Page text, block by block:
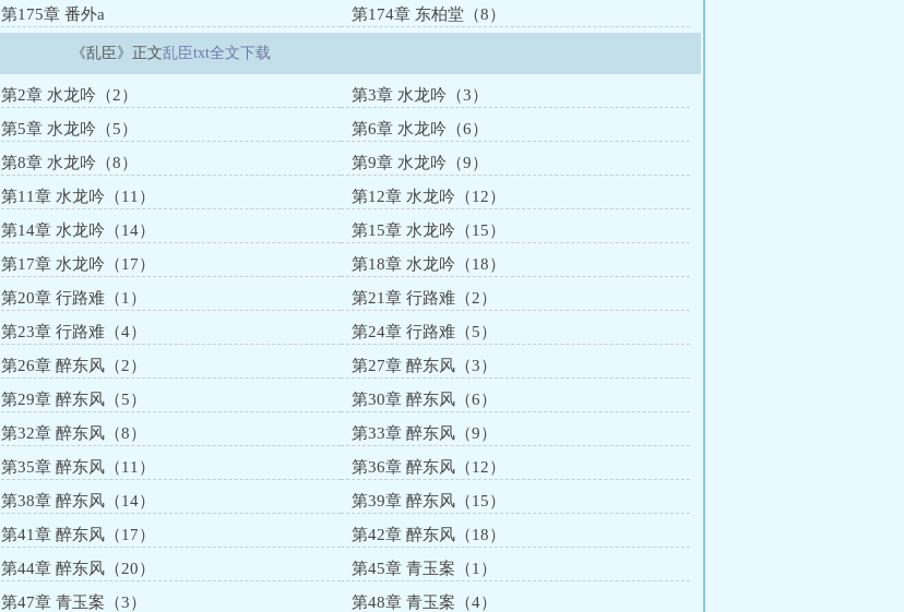
第175章 番外a 第174章 东柏堂（8）
《乱臣》正文乱臣txt全文下载
第2章 水龙吟（2）
第3章 水龙吟（3）
第5章 水龙吟（5）
第6章 水龙吟（6）
第8章 水龙吟（8）
第9章 水龙吟（9）
第11章 水龙吟（11）
第12章 水龙吟（12）
第14章 水龙吟（14）
第15章 水龙吟（15）
第17章 水龙吟（17）
第18章 水龙吟（18）
第20章 行路难（1）
第21章 行路难（2）
第23章 行路难（4）
第24章 行路难（5）
第26章 醉东风（2）
第27章 醉东风（3）
第29章 醉东风（5）
第30章 醉东风（6）
第32章 醉东风（8）
第33章 醉东风（9）
第35章 醉东风（11）
第36章 醉东风（12）
第38章 醉东风（14）
第39章 醉东风（15）
第41章 醉东风（17）
第42章 醉东风（18）
第44章 醉东风（20）
第45章 青玉案（1）
第47章 青玉案（3）
第48章 青玉案（4）